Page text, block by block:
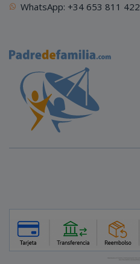
WhatsApp: +34 653 811 422